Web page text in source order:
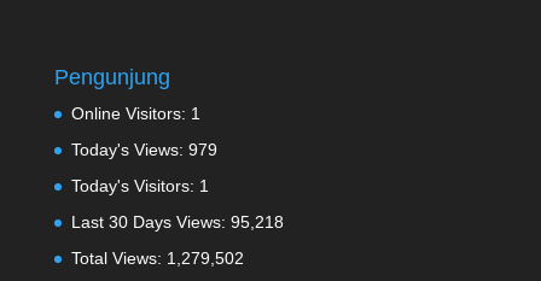
Pengunjung
Online Visitors: 1
Today's Views: 979
Today's Visitors: 1
Last 30 Days Views: 95,218
Total Views: 1,279,502